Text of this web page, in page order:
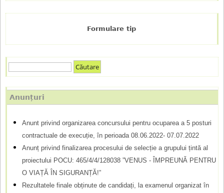
Formulare tip
F
o
m
ă
u
t
Anunțuri
Anunt privind organizarea concursului pentru ocuparea a 5 posturi
contractuale de execuție, în perioada 08.06.2022- 07.07.2022
Anunț privind finalizarea procesului de selecție a grupului țintă al
proiectului POCU: 465/4/4/128038 ”VENUS - ÎMPREUNĂ PENTRU
O VIAȚĂ ÎN SIGURANȚĂ!”
Rezultatele finale obținute de candidați, la examenul organizat în